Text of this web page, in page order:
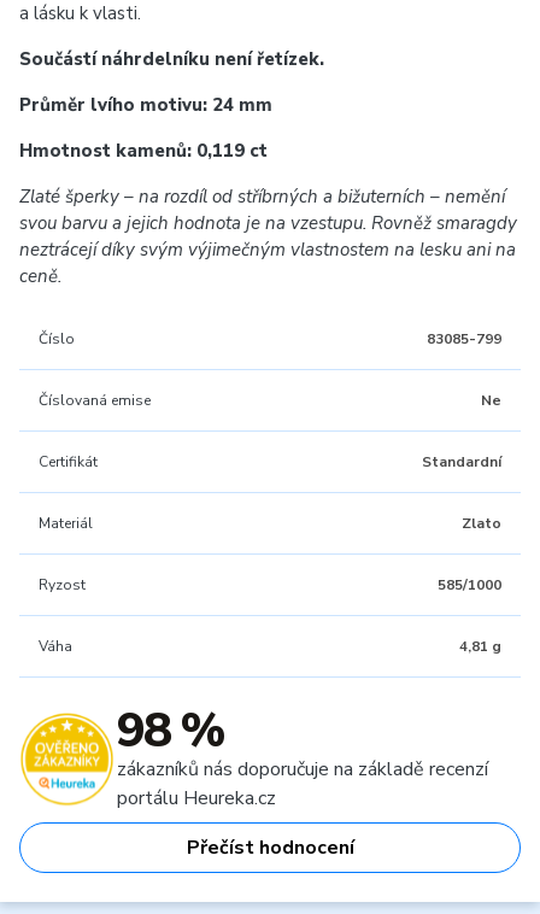
a lásku k vlasti.
Součástí náhrdelníku není řetízek.
Průměr lvího motivu: 24 mm
Hmotnost kamenů: 0,119 ct
Zlaté šperky – na rozdíl od stříbrných a bižuterních – nemění
svou barvu a jejich hodnota je na vzestupu. Rovněž smaragdy
neztrácejí díky svým výjimečným vlastnostem na lesku ani na
ceně.
Číslo 83085-799
Číslovaná emise Ne
Certifikát Standardní
Materiál Zlato
Ryzost 585/1000
Váha 4,81 g
98 %
zákazníků nás doporučuje na základě recenzí
portálu Heureka.cz
Přečíst hodnocení